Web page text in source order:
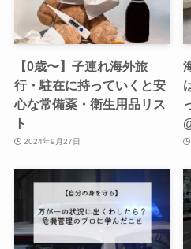
【0歳〜】子連れ海外旅
行・駐在に持っていくと安
心な常備薬・衛生用品リス
ト
2024年9月27日